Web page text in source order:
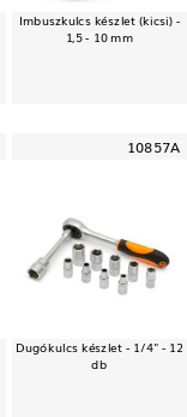
Imbuszkulcs készlet (kicsi) -
1,5 - 10 mm
10857A
Dugókulcs készlet - 1/4" - 12
db